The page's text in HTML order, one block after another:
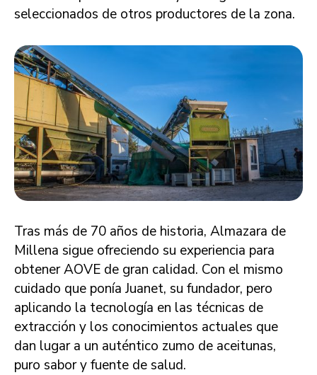
seleccionados de otros productores de la zona.
Tras más de 70 años de historia, Almazara de
Millena sigue ofreciendo su experiencia para
obtener AOVE de gran calidad. Con el mismo
cuidado que ponía Juanet, su fundador, pero
aplicando la tecnología en las técnicas de
extracción y los conocimientos actuales que
dan lugar a un auténtico zumo de aceitunas,
puro sabor y fuente de salud.